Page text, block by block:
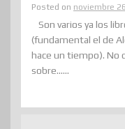
Posted on noviembre
Son varios ya los
(fundamental el de
hace un tiempo). No
sobre......